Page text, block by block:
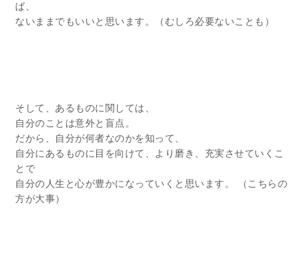
ば、
ないままでもいいと思います。（むしろ必要ないことも）
そして、あるものに関しては、
自分のことは意外と盲点。
だから、自分が何者なのかを知って、
自分にあるものに目を向けて、より磨き、充実させていくこ
とで
自分の人生と心が豊かになっていくと思います。 （こちらの
方が大事）